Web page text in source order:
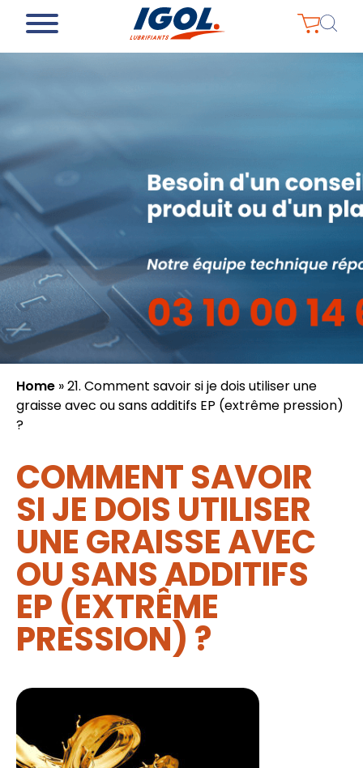
Home »21. Comment savoir si je dois utiliser une
graisse avec ou sans additifs EP (extrême pression)
?
COMMENT SAVOIR
SI JE DOIS UTILISER
UNE GRAISSE AVEC
OU SANS ADDITIFS
EP (EXTRÊME
PRESSION) ?